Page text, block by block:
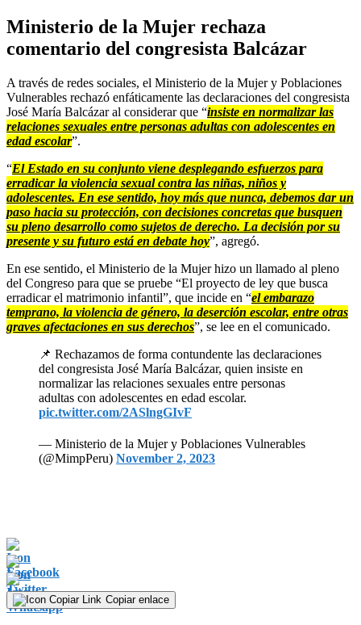
Ministerio de la Mujer rechaza
comentario del congresista Balcázar
A través de redes sociales, el Ministerio de la Mujer y Poblaciones
Vulnerables rechazó enfáticamente las declaraciones del congresista
José María Balcázar al considerar que “insiste en normalizar las
relaciones sexuales entre personas adultas con adolescentes en
edad escolar”.
“El Estado en su conjunto viene desplegando esfuerzos para
erradicar la violencia sexual contra las niñas, niños y
adolescentes. En ese sentido, hoy más que nunca, debemos dar un
paso hacia su protección, con decisiones concretas que busquen
su pleno desarrollo como sujetos de derecho. La decisión por su
presente y su futuro está en debate hoy”, agregó.
En ese sentido, el Ministerio de la Mujer hizo un llamado al pleno
del Congreso para que se pruebe “El proyecto de ley que busca
erradicar el matrimonio infantil”, que incide en “el embarazo
temprano, la violencia de género, la deserción escolar, entre otras
graves afectaciones en sus derechos”, se lee en el comunicado.
📌 Rechazamos de forma contundente las declaraciones
del congresista José María Balcázar, quien insiste en
normalizar las relaciones sexuales entre personas
adultas con adolescentes en edad escolar.
pic.twitter.com/2ASlngGIvF
— Ministerio de la Mujer y Poblaciones Vulnerables
(@MimpPeru) November 2, 2023
Copiar enlace